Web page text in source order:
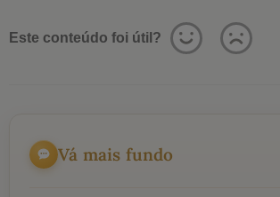
Este conteúdo foi útil?
Vá mais fundo